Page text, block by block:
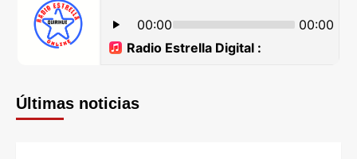
Últimas noticias